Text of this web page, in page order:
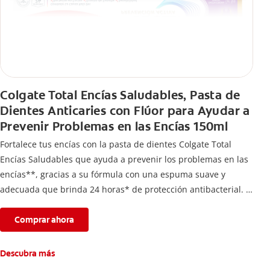
Colgate Total Encías Saludables, Pasta de
Dientes Anticaries con Flúor para Ayudar a
Prevenir Problemas en las Encías 150ml
Fortalece tus encías con la pasta de dientes Colgate Total
Encías Saludables que ayuda a prevenir los problemas en las
encías**, gracias a su fórmula con una espuma suave y
adecuada que brinda 24 horas* de protección antibacterial.
semanas.
**Causados por bacterias.
Comprar ahora
Descubra más